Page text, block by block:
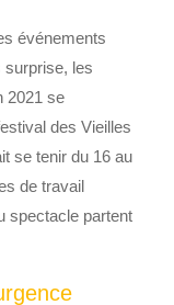
événements
surprise, les
2021 se
des Vieilles
se tenir du 16 au
de travail
spectacle partent